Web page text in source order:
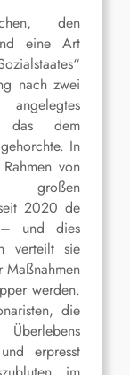
den
eine Art
nach zwei
das dem
In
von
großen
2020 de
– und dies
verteilt sie
werden.
die
erpresst